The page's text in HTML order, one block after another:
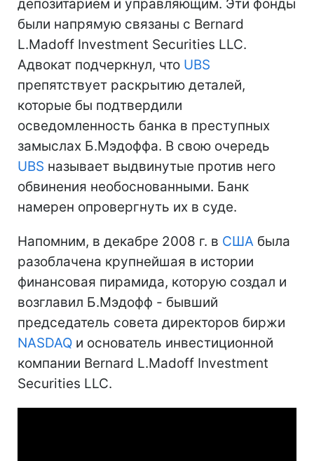
депозитарием и управляющим. Эти фонды
были напрямую связаны с Bernard
L.Madoff Investment Securities LLC.
Адвокат подчеркнул, что UBS
препятствует раскрытию деталей,
которые бы подтвердили
осведомленность банка в преступных
замыслах Б.Мэдоффа. В свою очередь
UBS называет выдвинутые против него
обвинения необоснованными. Банк
намерен опровергнуть их в суде.
Напомним, в декабре 2008 г. в США была
разоблачена крупнейшая в истории
финансовая пирамида, которую создал и
возглавил Б.Мэдофф - бывший
председатель совета директоров биржи
NASDAQ и основатель инвестиционной
компании Bernard L.Madoff Investment
Securities LLC.